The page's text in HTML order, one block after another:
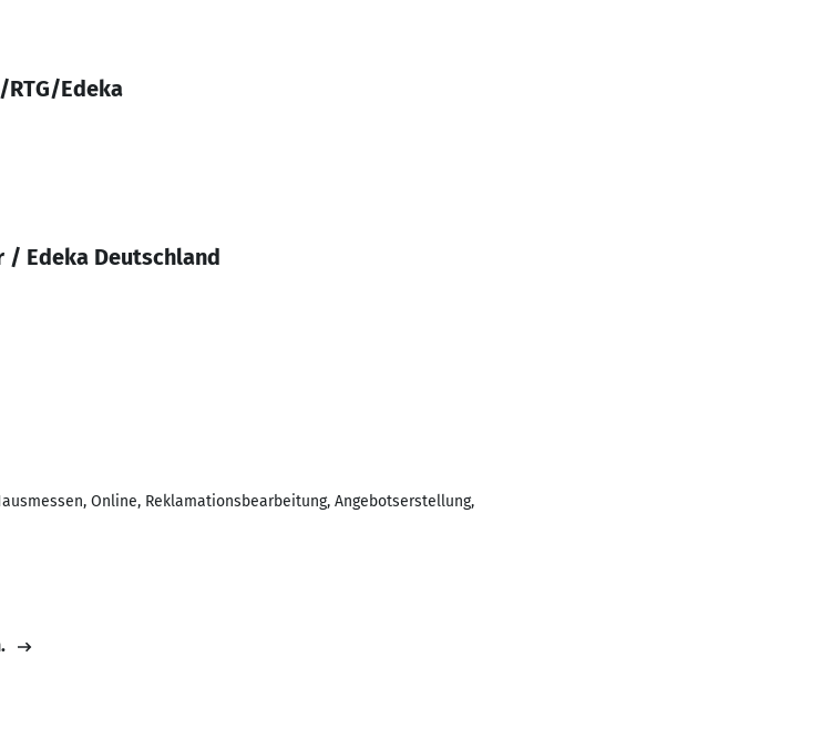
Edeka
Edeka Deutschland
Online, Reklamationsbearbeitung, Angebotserstellung,